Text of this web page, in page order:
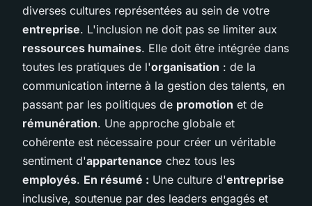
diverses cultures représentées au sein de votre
entreprise. L'inclusion ne doit pas se limiter aux
ressources humaines. Elle doit être intégrée dans
toutes les pratiques de l'organisation : de la
communication interne à la gestion des talents, en
passant par les politiques de promotion et de
rémunération. Une approche globale et
cohérente est nécessaire pour créer un véritable
sentiment d'appartenance chez tous les
employés. En résumé : Une culture d'entreprise
inclusive, soutenue par des leaders engagés et